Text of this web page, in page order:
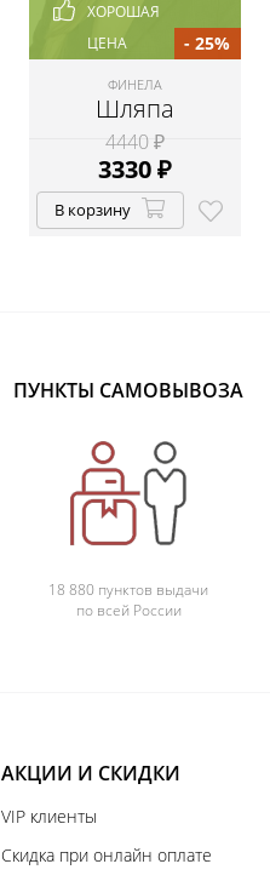
ХОРОШАЯ
ЦЕНА
ФИНЕЛА
Шляпа
4440 ₽
3330₽
- 25%
В корзину
ПУНКТЫ САМОВЫВОЗА
18 880 пунктов выдачи
по всей России
АКЦИИ И СКИДКИ
VIP клиенты
Скидка при онлайн оплате